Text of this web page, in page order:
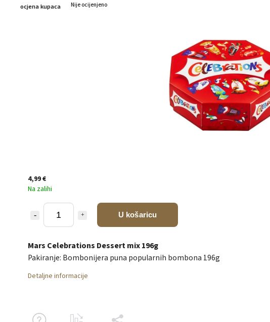
ocjena kupaca Nije ocijenjeno
4,99 €
Na zalihi
U košaricu
Mars Celebrations Dessert mix 196g
Pakiranje: Bombonijera puna popularnih bombona 196g
Detaljne informacije